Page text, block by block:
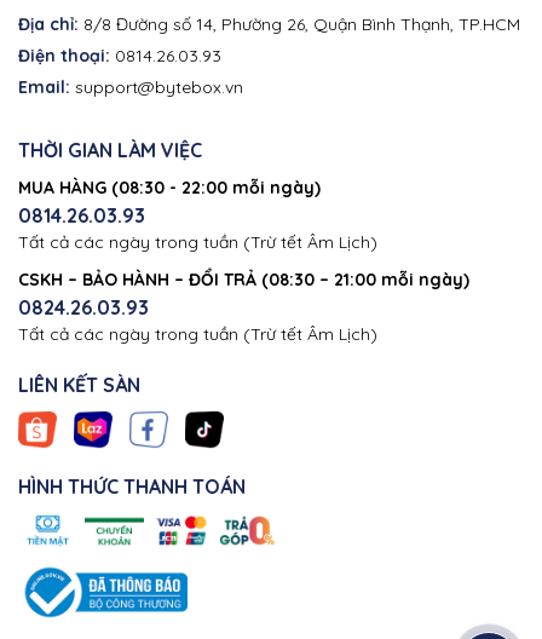
Địa chỉ: 8/8 Đường số 14, Phường 26, Quận Bình Thạnh, TP.HCM
Điện thoại: 0814.26.03.93
Email: support@bytebox.vn
THỜI GIAN LÀM VIỆC
MUA HÀNG (08:30 - 22:00 mỗi ngày)
0814.26.03.93
Tất cả các ngày trong tuần (Trừ tết Âm Lịch)
CSKH – BẢO HÀNH – ĐỔI TRẢ (08:30 – 21:00 mỗi ngày)
0824.26.03.93
Tất cả các ngày trong tuần (Trừ tết Âm Lịch)
LIÊN KẾT SÀN
HÌNH THỨC THANH TOÁN